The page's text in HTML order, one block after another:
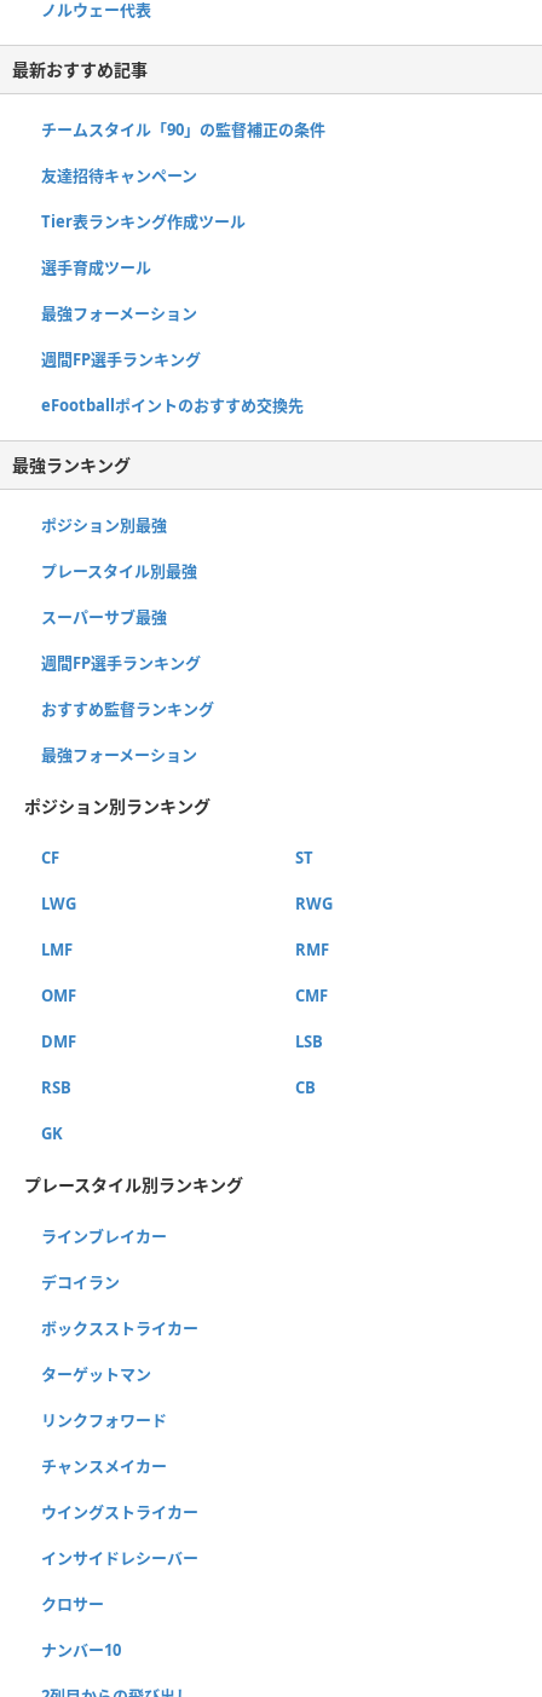
ノルウェー代表
最新おすすめ記事
チームスタイル「90」の監督補正の条件
友達招待キャンペーン
Tier表ランキング作成ツール
選手育成ツール
最強フォーメーション
週間FP選手ランキング
eFootballポイントのおすすめ交換先
最強ランキング
ポジション別最強
プレースタイル別最強
スーパーサブ最強
週間FP選手ランキング
おすすめ監督ランキング
最強フォーメーション
ポジション別ランキング
CF ST
LWG RWG
LMF RMF
OMF CMF
DMF LSB
RSB CB
GK
プレースタイル別ランキング
ラインブレイカー
デコイラン
ボックスストライカー
ターゲットマン
リンクフォワード
チャンスメイカー
ウイングストライカー
インサイドレシーバー
クロサー
ナンバー10